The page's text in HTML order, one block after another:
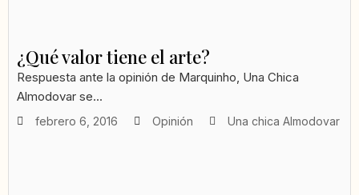
¿Qué valor tiene el arte?
Respuesta ante la opinión de Marquinho, Una Chica
Almodovar se...
febrero 6, 2016 Opinión Una chica Almodovar